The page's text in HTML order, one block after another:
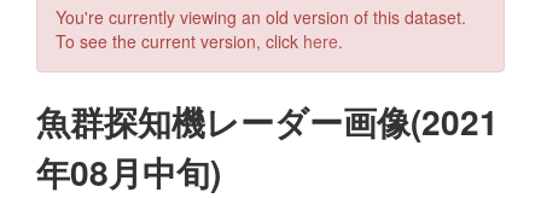
You're currently viewing an old version of this dataset.
To see the current version, click here.
魚群探知機レーダー画像(2021
年08月中旬)